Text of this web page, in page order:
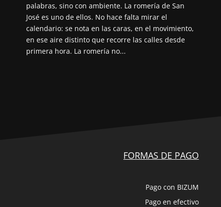
palabras, sino con ambiente. La romería de San
José es uno de ellos. No hace falta mirar el
calendario: se nota en las caras, en el movimiento,
en ese aire distinto que recorre las calles desde
primera hora. La romería no...
FORMAS DE PAGO
Pago con BIZUM
Pago en efectivo